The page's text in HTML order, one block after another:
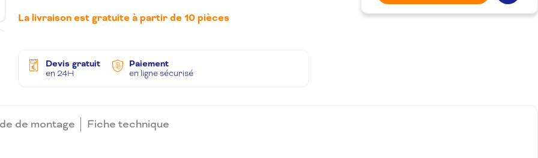
La livraison est gratuite à partir de 10 pièces
Devis gratuit
en 24H
Paiement
en ligne sécurisé
de montage Fiche technique